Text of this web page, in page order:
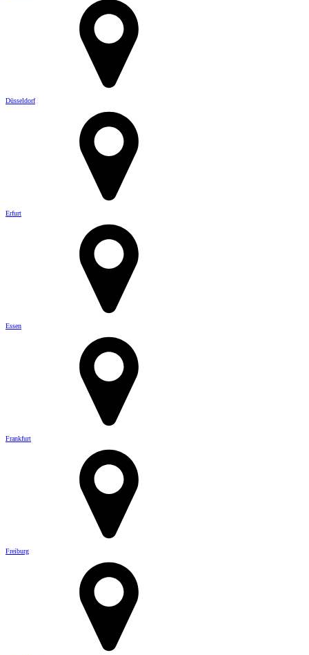
Düsseldorf
Erfurt
Essen
Frankfurt
Freiburg